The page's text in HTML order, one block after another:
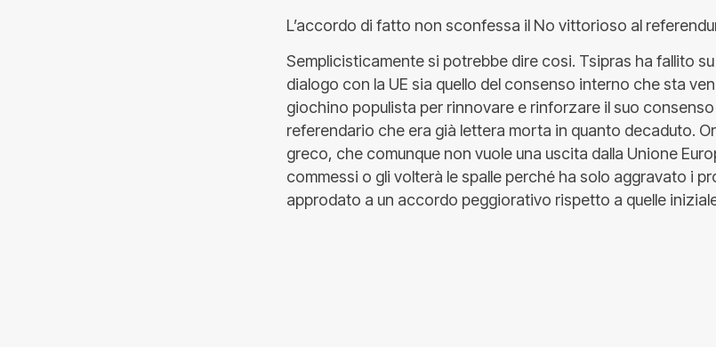
L’accordo di fatto non sconfessa il No vittorioso al
Semplicisticamente si potrebbe dire cosi. Tsipras ha fallito
dialogo con la UE sia quello del consenso interno che sta
giochino populista per rinnovare e rinforzare il suo
referendario che era già lettera morta in quanto decaduto.
greco, che comunque non vuole una uscita dalla Unione
commessi o gli volterà le spalle perché ha solo aggravato i
approdato a un accordo peggiorativo rispetto a quelle